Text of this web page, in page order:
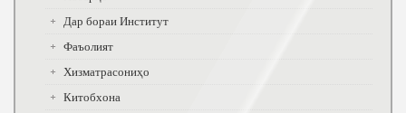
Дар бораи Институт
Фаъолият
Хизматрасониҳо
Китобхона